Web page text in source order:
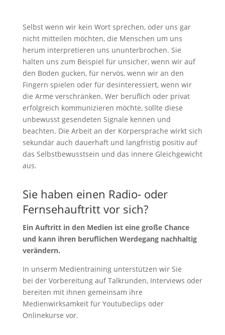
Selbst wenn wir kein Wort sprechen, oder uns gar
nicht mitteilen möchten, die Menschen um uns
herum interpretieren uns ununterbrochen. Sie
halten uns zum Beispiel für unsicher, wenn wir auf
den Boden gucken, für nervös, wenn wir an den
Fingern spielen oder für desinteressiert, wenn wir
die Arme verschränken. Wer beruflich oder privat
erfolgreich kommunizieren möchte, sollte diese
unbewusst gesendeten Signale kennen und
beachten. Die Arbeit an der Körpersprache wirkt sich
sekundär auch dauerhaft und langfristig positiv auf
das Selbstbewusstsein und das innere Gleichgewicht
aus.
Sie haben einen Radio- oder
Fernsehauftritt vor sich?
Ein Auftritt in den Medien ist eine große Chance
und kann ihren beruflichen Werdegang nachhaltig
verändern.
In unserm Medientraining unterstützen wir Sie
bei der Vorbereitung auf Talkrunden, Interviews oder
bereiten mit ihnen gemeinsam ihre
Medienwirksamkeit für Youtubeclips oder
Onlinekurse vor.